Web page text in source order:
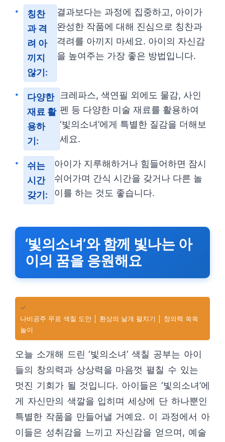
칭찬
과 격
려 아
끼지
않기:
결과보다는 과정에 집중하고, 아이가
완성한 작품에 대해 진심으로 칭찬과
격려를 아끼지 마세요. 아이의 자신감
을 높여주는 가장 좋은 방법입니다.
다양한
재료 활
용하
기:
크레파스, 색연필 외에도 물감, 사인
펜 등 다양한 미술 재료를 활용하여
‘빛의소녀’에게 특별한 질감을 더해보
세요.
쉬는
시간
갖기:
아이가 지루해하거나 힘들어하면 잠시
쉬어가며 간식 시간을 갖거나 다른 놀
이를 하는 것도 좋습니다.
‘빛의소녀’와 함께 빛나는 아
이의 꿈을 응원해요
✓
나비공주 무료 색칠 도안 │ 환상의 날개 펼치기 │ 창의력 쑥쑥
놀이
오늘 소개해 드린 ‘빛의소녀’ 색칠 공부는 아이
들의 창의력과 상상력을 마음껏 펼칠 수 있는
멋진 기회가 될 것입니다. 아이들은 ‘빛의소녀’에
게 자신만의 색깔을 입히며 세상에 단 하나뿐인
특별한 작품을 만들어낼 거예요. 이 과정에서 아
이들은 성취감을 느끼고 자신감을 얻으며, 예술